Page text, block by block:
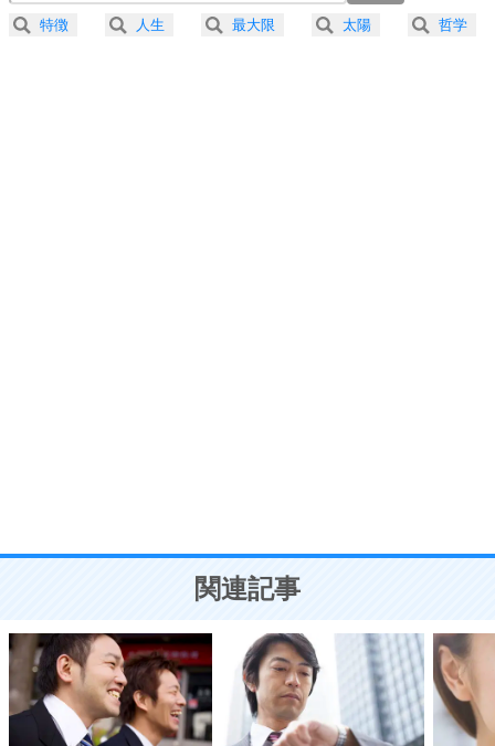
プラス思考
ことが大切。
2.5倍速 （343KB 1分27秒）
3.0倍速 （286KB 1分12秒）
特徴 人生 最大限 太陽 哲学
関連記事